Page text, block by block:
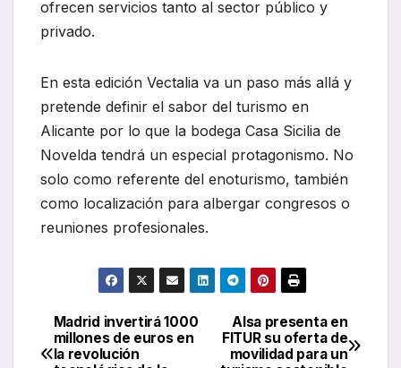
ofrecen servicios tanto al sector público y
privado.
En esta edición Vectalia va un paso más allá y
pretende definir el sabor del turismo en
Alicante por lo que la bodega Casa Sicilia de
Novelda tendrá un especial protagonismo. No
solo como referente del enoturismo, también
como localización para albergar congresos o
reuniones profesionales.
Navegación
Alsa presenta en
FITUR su oferta de
movilidad para un
Madrid invertirá 1000
millones de euros en
la revolución